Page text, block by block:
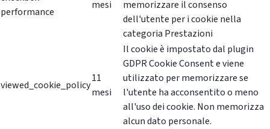
performance
mesi
memorizzare il consenso
dell'utente per i cookie nella
categoria Prestazioni
viewed_cookie_policy
11
mesi
Il cookie è impostato dal plugin
GDPR Cookie Consent e viene
utilizzato per memorizzare se
l'utente ha acconsentito o meno
all'uso dei cookie. Non memorizza
alcun dato personale.